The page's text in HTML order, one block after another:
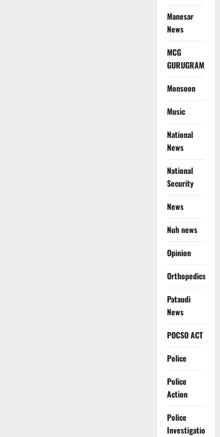
Manesar
News
MCG
GURUGRAM
Monsoon
Music
National
News
National
Security
News
Nuh news
Opinion
Orthopedics
Pataudi
News
POCSO ACT
Police
Police
Action
Police
Investigation